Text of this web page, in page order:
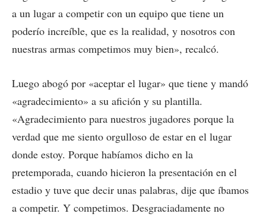
a un lugar a competir con un equipo que tiene un
poderío increíble, que es la realidad, y nosotros con
nuestras armas competimos muy bien», recalcó.
Luego abogó por «aceptar el lugar» que tiene y mandó
«agradecimiento» a su afición y su plantilla.
«Agradecimiento para nuestros jugadores porque la
verdad que me siento orgulloso de estar en el lugar
donde estoy. Porque habíamos dicho en la
pretemporada, cuando hicieron la presentación en el
estadio y tuve que decir unas palabras, dije que íbamos
a competir. Y competimos. Desgraciadamente no